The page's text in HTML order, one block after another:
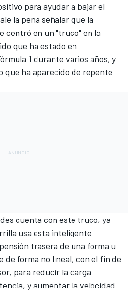
para ayudar a bajar el
la pena señalar que la
centró en un "truco" en la
que ha estado en
1 durante varios años, y
que ha aparecido de repente
cuenta con este truco, ya
usa esta inteligente
trasera de una forma u
de forma no lineal, con el fin de
para reducir la carga
y aumentar la velocidad